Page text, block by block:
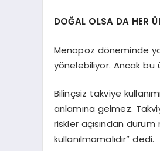
DOĞAL OLSA DA HER
Menopoz döneminde
yönelebiliyor. Ancak bu
Bilinçsiz takviye
anlamına gelmez.
riskler açısından
kullanılmamalıdır” dedi.